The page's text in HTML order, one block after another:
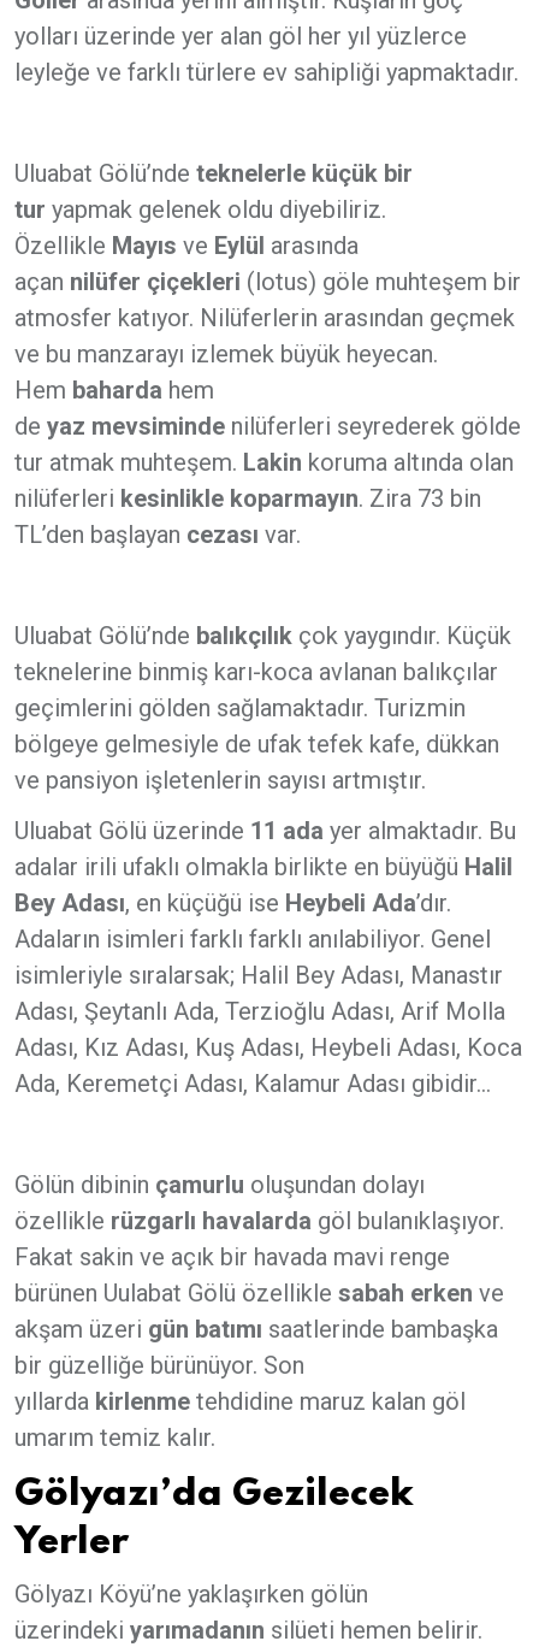
yolları üzerinde yer alan göl her yıl yüzlerce
leyleğe ve farklı türlere ev sahipliği yapmaktadır.
Uluabat Gölü’nde teknelerle küçük bir
tur yapmak gelenek oldu diyebiliriz.
Özellikle Mayıs ve Eylül arasında
açan nilüfer çiçekleri (lotus) göle muhteşem bir
atmosfer katıyor. Nilüferlerin arasından geçmek
ve bu manzarayı izlemek büyük heyecan.
Hem baharda hem
de yaz mevsiminde nilüferleri seyrederek gölde
tur atmak muhteşem. Lakin koruma altında olan
nilüferleri kesinlikle koparmayın. Zira 73 bin
TL’den başlayan cezası var.
Uluabat Gölü’nde balıkçılık çok yaygındır. Küçük
teknelerine binmiş karı-koca avlanan balıkçılar
geçimlerini gölden sağlamaktadır. Turizmin
bölgeye gelmesiyle de ufak tefek kafe, dükkan
ve pansiyon işletenlerin sayısı artmıştır.
Uluabat Gölü üzerinde 11 ada yer almaktadır. Bu
adalar irili ufaklı olmakla birlikte en büyüğü Halil
Bey Adası, en küçüğü ise Heybeli Ada’dır.
Adaların isimleri farklı farklı anılabiliyor. Genel
isimleriyle sıralarsak; Halil Bey Adası, Manastır
Adası, Şeytanlı Ada, Terzioğlu Adası, Arif Molla
Adası, Kız Adası, Kuş Adası, Heybeli Adası, Koca
Ada, Keremetçi Adası, Kalamur Adası gibidir...
Gölün dibinin çamurlu oluşundan dolayı
özellikle rüzgarlı havalarda göl bulanıklaşıyor.
Fakat sakin ve açık bir havada mavi renge
bürünen Uulabat Gölü özellikle sabah erken ve
akşam üzeri gün batımı saatlerinde bambaşka
bir güzelliğe bürünüyor. Son
yıllarda kirlenme tehdidine maruz kalan göl
umarım temiz kalır.
Gölyazı’da Gezilecek
Yerler
Gölyazı Köyü’ne yaklaşırken gölün
üzerindeki yarımadanın silüeti hemen belirir.